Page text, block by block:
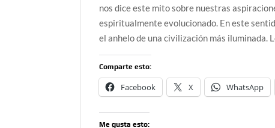
nos dice este mito sobre nuestras
espiritualmente evolucionado. En este
el anhelo de una civilización más
Comparte esto:
Facebook X WhatsApp
Me gusta esto: